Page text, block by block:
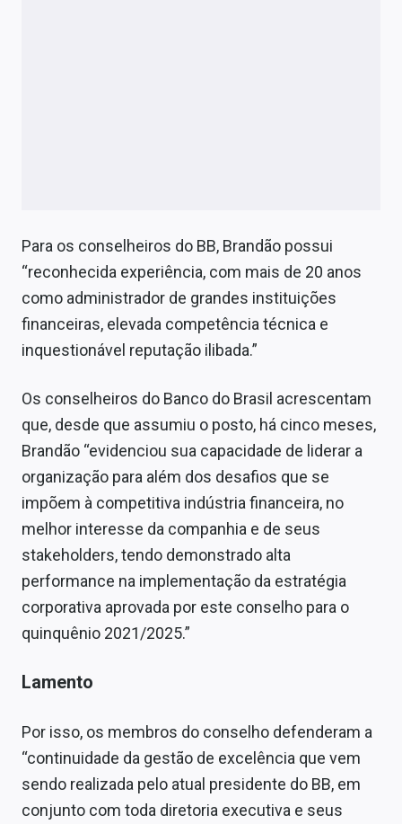
Expediente
Contato
Para os conselheiros do BB, Brandão possui
“reconhecida experiência, com mais de 20 anos
como administrador de grandes instituições
financeiras, elevada competência técnica e
inquestionável reputação ilibada.”
Os conselheiros do Banco do Brasil acrescentam
que, desde que assumiu o posto, há cinco meses,
Brandão “evidenciou sua capacidade de liderar a
organização para além dos desafios que se
impõem à competitiva indústria financeira, no
melhor interesse da companhia e de seus
stakeholders, tendo demonstrado alta
performance na implementação da estratégia
corporativa aprovada por este conselho para o
quinquênio 2021/2025.”
Lamento
Por isso, os membros do conselho defenderam a
“continuidade da gestão de excelência que vem
sendo realizada pelo atual presidente do BB, em
conjunto com toda diretoria executiva e seus